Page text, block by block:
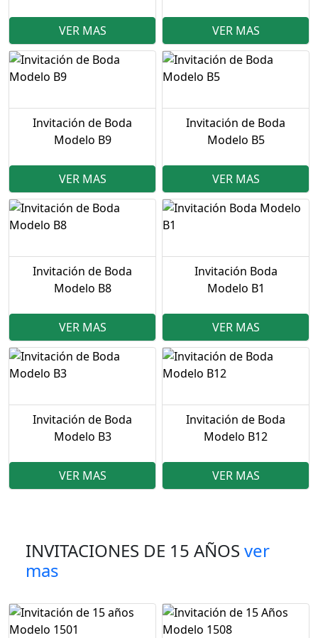
VER MAS VER MAS
Invitación de Boda
Modelo B9
VER MAS
Invitación de Boda
Modelo B5
VER MAS
Invitación de Boda
Modelo B8
VER MAS
Invitación Boda
Modelo B1
VER MAS
Invitación de Boda
Modelo B3
VER MAS
Invitación de Boda
Modelo B12
VER MAS
INVITACIONES DE 15 AÑOS ver
mas